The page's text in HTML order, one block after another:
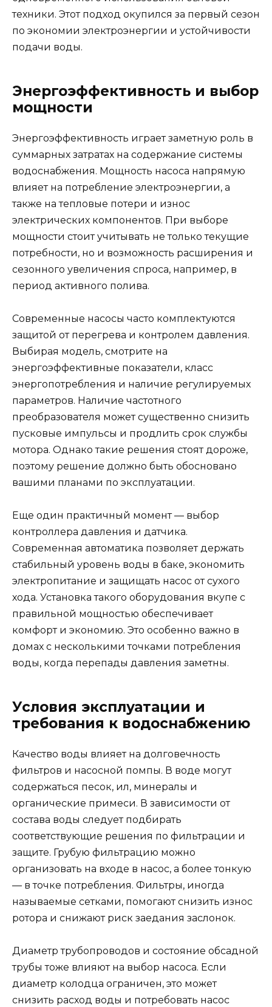
техники. Этот подход окупился за первый сезон
по экономии электроэнергии и устойчивости
подачи воды.
Энергоэффективность и выбор
мощности
Энергоэффективность играет заметную роль в
суммарных затратах на содержание системы
водоснабжения. Мощность насоса напрямую
влияет на потребление электроэнергии, а
также на тепловые потери и износ
электрических компонентов. При выборе
мощности стоит учитывать не только текущие
потребности, но и возможность расширения и
сезонного увеличения спроса, например, в
период активного полива.
Современные насосы часто комплектуются
защитой от перегрева и контролем давления.
Выбирая модель, смотрите на
энергоэффективные показатели, класс
энергопотребления и наличие регулируемых
параметров. Наличие частотного
преобразователя может существенно снизить
пусковые импульсы и продлить срок службы
мотора. Однако такие решения стоят дороже,
поэтому решение должно быть обосновано
вашими планами по эксплуатации.
Еще один практичный момент — выбор
контроллера давления и датчика.
Современная автоматика позволяет держать
стабильный уровень воды в баке, экономить
электропитание и защищать насос от сухого
хода. Установка такого оборудования вкупе с
правильной мощностью обеспечивает
комфорт и экономию. Это особенно важно в
домах с несколькими точками потребления
воды, когда перепады давления заметны.
Условия эксплуатации и
требования к водоснабжению
Качество воды влияет на долговечность
фильтров и насосной помпы. В воде могут
содержаться песок, ил, минералы и
органические примеси. В зависимости от
состава воды следует подбирать
соответствующие решения по фильтрации и
защите. Грубую фильтрацию можно
организовать на входе в насос, а более тонкую
— в точке потребления. Фильтры, иногда
называемые сетками, помогают снизить износ
ротора и снижают риск заедания заслонок.
Диаметр трубопроводов и состояние обсадной
трубы тоже влияют на выбор насоса. Если
диаметр колодца ограничен, это может
снизить расход воды и потребовать насос